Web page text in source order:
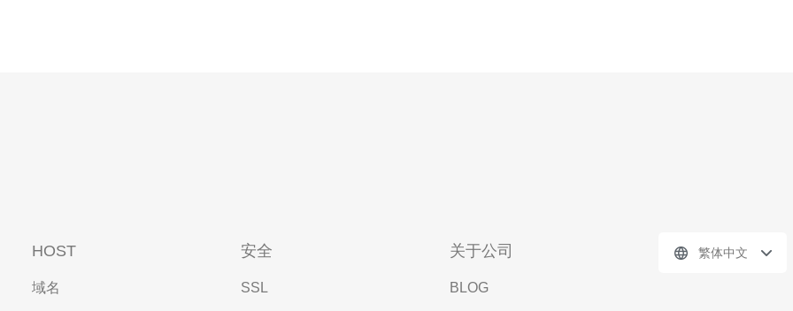
HOST
域名
安全
SSL
关于公司
BLOG
繁体中文